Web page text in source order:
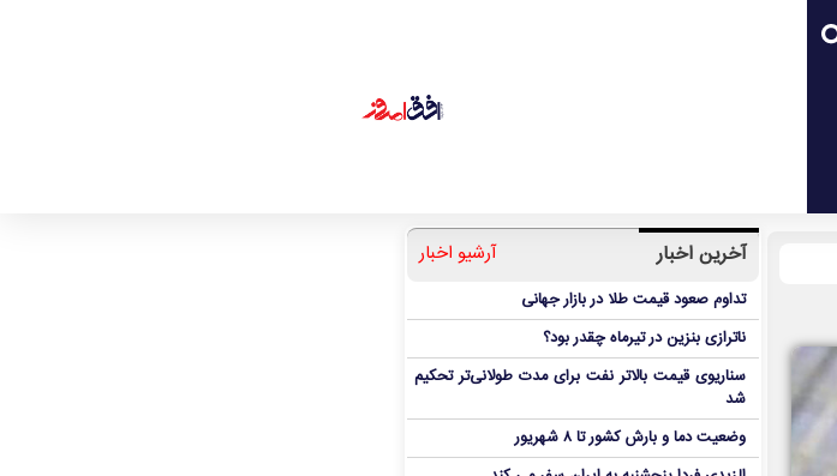
آخرین اخبار آرشیو اخبار
تداوم صعود قیمت طلا در بازار جهانی
ناترازی بنزین در تیرماه چقدر بود؟
سناریوی قیمت بالاتر نفت برای مدت طولانی‌تر تحکیم
شد
وضعیت دما و بارش کشور تا ۸ شهریور